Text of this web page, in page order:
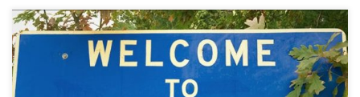
New Hampshire stało się 22 stanem, który zdekryminalizował
marihuanę, a tym samym dołożył cegiełkę do całkowitej legalizacji